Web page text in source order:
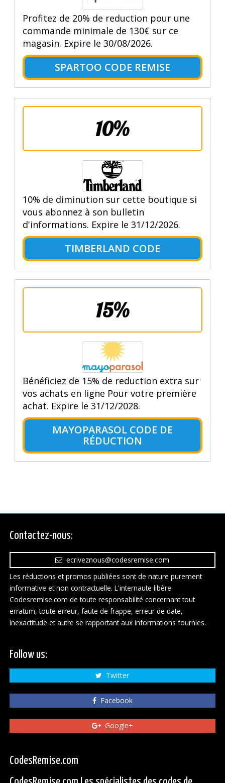
Profitez de 20% de reduction pour une
commande minimale de 130€ sur ce
magasin. Expire le 30/08/2026.
SPARTOO CODE REMISE
10%
10% de diminution sur cette boutique si
vous abonnez à son bulletin
d'informations. Expire le 31/12/2026.
TIMBERLAND CODE
15%
Bénéficiez de 15% de reduction extra sur
vos achats en ligne Pour votre première
achat. Expire le 31/12/2028.
MAYOPARASOL CODE DE
RÉDUCTION
Contactez-nous:
ecriveznous@codesremise.com
Les réductions et promos publiées sont de nature purement
informative et non contractuelle. L'internaute libère
Codesremise.com de toute responsabilité concernant tout
erratum, toute erreur, faute de frappe, erreur de date,
inexactitude et autre se rapportant aux informations fournies.
Follow us:
Twitter
Facebook
Google+
CodesRemise.com